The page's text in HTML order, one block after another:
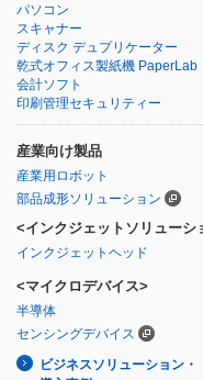
パソコン
スキャナー
ディスク デュプリケーター
乾式オフィス製紙機 PaperLab
会計ソフト
印刷管理セキュリティー
産業向け製品
産業用ロボット
部品成形ソリューション
<インクジェットソリューシ
インクジェットヘッド
<マイクロデバイス>
半導体
センシングデバイス
ビジネスソリューション・